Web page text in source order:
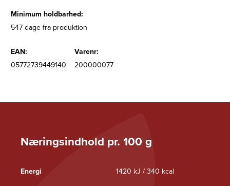
Næringsindhold pr. 100 g
Energi 1420 kJ / 340 kcal
Minimum holdbarhed:
547 dage fra produktion
EAN:
Varenr:
05772739449140
200000077